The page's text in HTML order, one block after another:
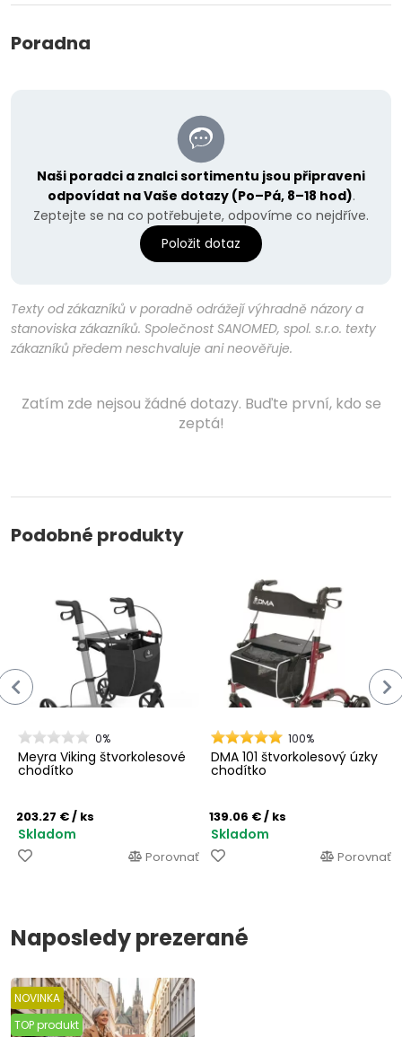
Poradna
Naši poradci a znalci sortimentu jsou připraveni
odpovídat na Vaše dotazy (Po–Pá, 8–18 hod).
Zeptejte se na co potřebujete, odpovíme co nejdříve.
Položit dotaz
Texty od zákazníků v poradně odrážejí výhradně názory a
stanoviska zákazníků. Společnost SANOMED, spol. s.r.o. texty
zákazníků předem neschvaluje ani neověřuje.
Zatím zde nejsou žádné dotazy. Buďte první, kdo se
zeptá!
Podobné produkty
0%
Meyra Viking štvorkolesové
chodítko
203.27 €/ ks
Skladom
Porovnať
100%
DMA 101 štvorkolesový úzky
chodítko
139.06 €/ ks
Skladom
Porovnať
Naposledy prezerané
NOVINKA
TOP produkt